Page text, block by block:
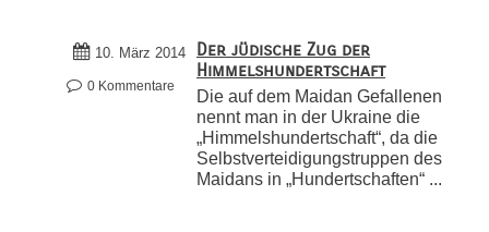
10. März 2014
0 Kommentare
Der jüdische Zug der
Himmelshundertschaft
Die auf dem Maidan Gefallenen
nennt man in der Ukraine die
„Himmelshundertschaft“, da die
Selbstverteidigungstruppen des
Maidans in „Hundertschaften“ ...